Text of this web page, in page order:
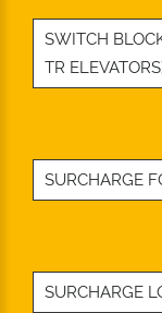
SWITCH
TR
SURCHARGE
SURCHARGE